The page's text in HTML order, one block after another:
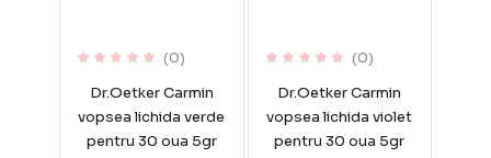
(0)
Dr.Oetker Carmin
vopsea lichida verde
pentru 30 oua 5gr
(0)
Dr.Oetker Carmin
vopsea lichida violet
pentru 30 oua 5gr